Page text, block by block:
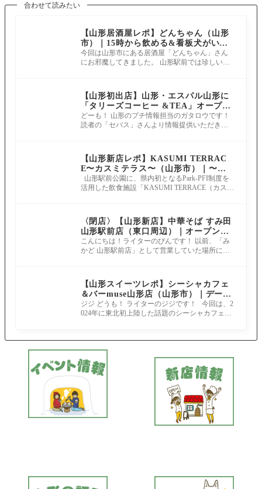
合わせて読みたい
【山形居酒屋レポ】どんちゃん（山形
市）｜15時から飲める&看板犬がいる
お店
今回は山形市にある居酒屋「どんちゃん」さん
にお邪魔してきました。 山形駅前では珍しいテ
【山形初出店】山形・エスパル山形に
「タリーズコーヒー &TEA」オープン
｜紅茶メニュー15種以上と限定バッグ
も
どーも！ 山形のプチ情報担当のガタロウです！
読者の「セバス」さんより情報提供いただきま
【山形新店レポ】KASUMI TERRAC
E〜カスミテラス〜（山形市）｜〜本
物をより気軽に、より楽しく〜山形駅
前公園に誕生のイタリアンダイニン
山形駅前公園に、県内初となるPark‑PFI制度を
活用した飲食施設「KASUMI TERRACE（カスミ
〈閉店〉【山形新店】中華そば すみ田
山形駅前店（東口周辺）｜オープンし
ました！
こんにちは！ライターのぴんです！ 以前、「み
かど 山形駅前店」として営業していた場所に
【山形スイーツレポ】シーシャカフェ
＆バーmuse山形店（山形市）｜デート
におすすめの夜カフェ
ジジ どうも！ ライターのジジです！ 今回は、2
024年に東北初上陸した話題のシーシャカフェ＆